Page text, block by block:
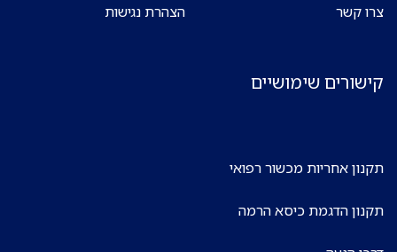
צרו קשר הצהרת נגישות
קישורים שימושיים
תקנון אחריות מכשור רפואי
תקנון הדגמת כיסא הרמה